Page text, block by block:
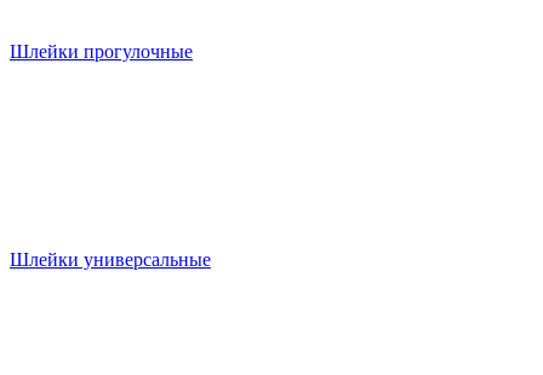
Шлейки прогулочные
Шлейки универсальные